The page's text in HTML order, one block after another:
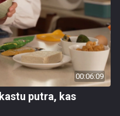
00:06:09
putra, kas